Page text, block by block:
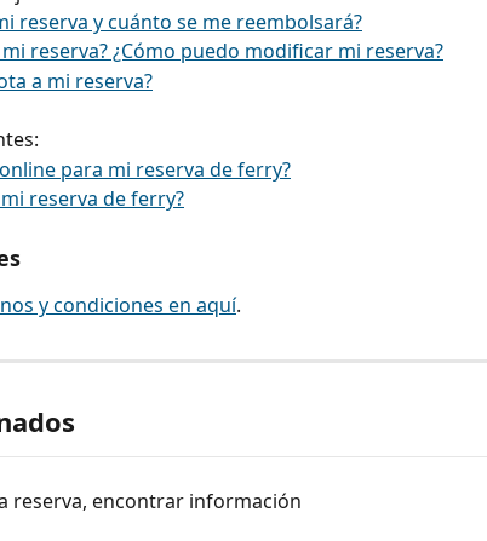
reserva y cuánto se me reembolsará?
reserva? ¿Cómo puedo modificar mi reserva?
a mi reserva?
para mi reserva de ferry?
reserva de ferry?
y condiciones en aquí.
reserva, encontrar información